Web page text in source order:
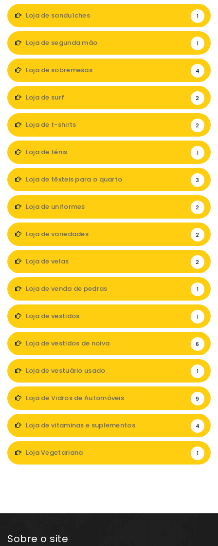
Loja de sanduíches 1
Loja de segunda mão 1
Loja de sobremesas 4
Loja de surf 2
Loja de t-shirts 2
Loja de ténis 1
Loja de têxteis para o quarto 3
Loja de uniformes 2
Loja de variedades 2
Loja de velas 2
Loja de venda de pedras 1
Loja de vestidos 1
Loja de vestidos de noiva 6
Loja de vestuário usado 1
Loja de Vidros de Automóveis 9
Loja de vitaminas e suplementos 4
Loja Vegetariana 1
Sobre o site